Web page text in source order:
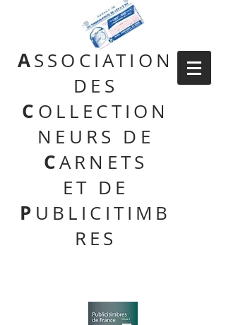
ASSOCIATION
DES
C OLLECTION
NEURS DE
CARNETS
ET DE
P UBLICITIMB
RES